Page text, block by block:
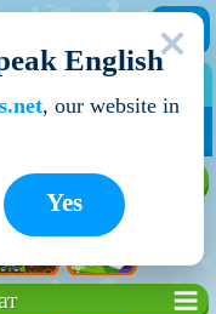
English
, our website in
Yes